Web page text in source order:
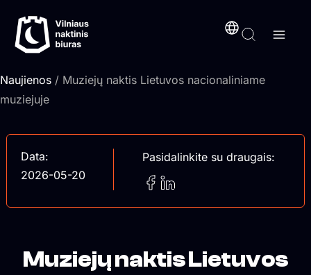
prie
turinio
Naujienos / Muziejų naktis Lietuvos nacionaliniame
muziejuje
Data:
2026-05-20
Pasidalinkite su draugais:
Muziejų naktis Lietuvos